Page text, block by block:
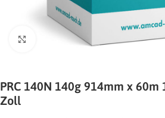
Zum Vergrößern klicken
PRC 140N 140g 914mm x 60m
Zoll